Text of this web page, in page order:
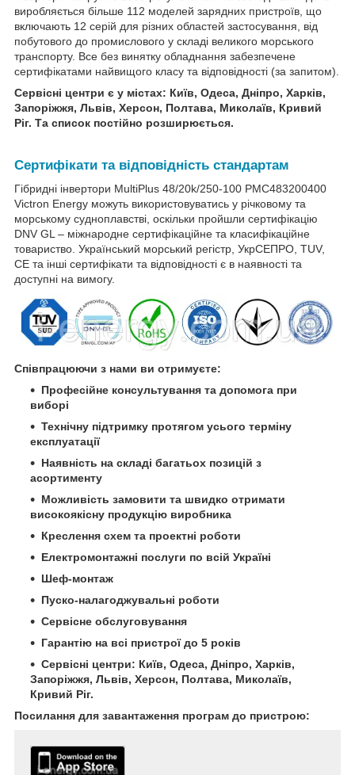
виробляється більше 112 моделей зарядних пристроїв, що
включають 12 серій для різних областей застосування, від
побутового до промислового у складі великого морського
транспорту. Все без винятку обладнання забезпечене
сертифікатами найвищого класу та відповідності (за запитом).
Сервісні центри є у містах: Київ, Одеса, Дніпро, Харків,
Запоріжжя, Львів, Херсон, Полтава, Миколаїв, Кривий
Ріг. Та список постійно розширюється.
Сертифікати та відповідність стандартам
Гібридні інвертори MultiPlus 48/20k/250-100 PMC483200400
Victron Energy можуть використовуватись у річковому та
морському судноплавстві, оскільки пройшли сертифікацію
DNV GL – міжнародне сертифікаційне та класифікаційне
товариство. Український морський регістр, УкрСЕПРО, TUV,
CE та інші сертифікати та відповідності є в наявності та
доступні на вимогу.
Співпрацюючи з нами ви отримуєте:
Професійне консультування та допомога при
виборі
Технічну підтримку протягом усього терміну
експлуатації
Наявність на складі багатьох позицій з
асортименту
Можливість замовити та швидко отримати
високоякісну продукцію виробника
Креслення схем та проектні роботи
Електромонтажні послуги по всій Україні
Шеф-монтаж
Пуско-налагоджувальні роботи
Сервісне обслуговування
Гарантію на всі пристрої до 5 років
Сервісні центри: Київ, Одеса, Дніпро, Харків,
Запоріжжя, Львів, Херсон, Полтава, Миколаїв,
Кривий Ріг.
Посилання для завантаження програм до пристрою: